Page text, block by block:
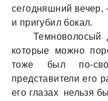
сегодняшний
и пригубил бокал.
Темноволосый
которые можно
тоже был по-
представители его
его глазах нельзя